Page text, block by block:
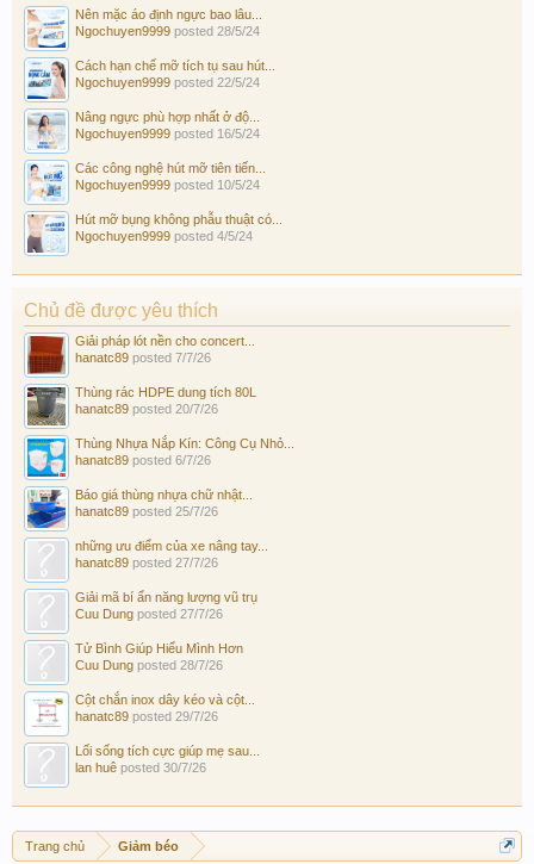
Nên mặc áo định ngực bao lâu...
Ngochuyen9999 posted 28/5/24
Cách hạn chế mỡ tích tụ sau hút...
Ngochuyen9999 posted 22/5/24
Nâng ngực phù hợp nhất ở độ...
Ngochuyen9999 posted 16/5/24
Các công nghệ hút mỡ tiên tiến...
Ngochuyen9999 posted 10/5/24
Hút mỡ bụng không phẫu thuật có...
Ngochuyen9999 posted 4/5/24
Chủ đề được yêu thích
Giải pháp lót nền cho concert...
hanatc89 posted 7/7/26
Thùng rác HDPE dung tích 80L
hanatc89 posted 20/7/26
Thùng Nhựa Nắp Kín: Công Cụ Nhỏ...
hanatc89 posted 6/7/26
Báo giá thùng nhựa chữ nhật...
hanatc89 posted 25/7/26
những ưu điểm của xe nâng tay...
hanatc89 posted 27/7/26
Giải mã bí ẩn năng lượng vũ trụ
Cuu Dung posted 27/7/26
Tử Bình Giúp Hiểu Mình Hơn
Cuu Dung posted 28/7/26
Cột chắn inox dây kéo và cột...
hanatc89 posted 29/7/26
Lối sống tích cực giúp mẹ sau...
lan huê posted 30/7/26
Trang chủ Giảm béo